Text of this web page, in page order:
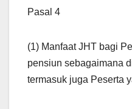
Pasal 4
(1) Manfaat JHT bagi
pensiun sebagaimana
termasuk juga Peserta